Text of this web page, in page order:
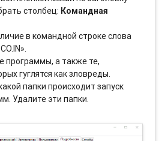
столбец: Командная
в командной строке слова
программы, а также те,
гуглятся как зловреды.
папки происходит запуск
Удалите эти папки.